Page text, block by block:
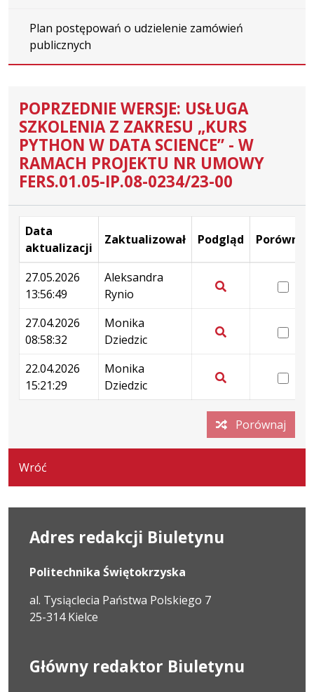
Plan postępowań o udzielenie zamówień
publicznych
POPRZEDNIE WERSJE: USŁUGA
SZKOLENIA Z ZAKRESU „KURS
PYTHON W DATA SCIENCE” - W
RAMACH PROJEKTU NR UMOWY
FERS.01.05-IP.08-0234/23-00
Wersje
Data
aktualizacji
Zaktualizował Podgląd Porównaj
27.05.2026
13:56:49
Aleksandra
Rynio
wersji
dnia
27.05.2026
13:56:49
27.04.2026
08:58:32
Monika
Dziedzic
wersji
z
dnia
27.04.2026
08:58:32
22.04.2026
15:21:29
Monika
Dziedzic
podgląd
wersji
z
Porównaj
Wróć
Adres redakcji Biuletynu
Politechnika Świętokrzyska
al. Tysiąclecia Państwa Polskiego 7
25-314 Kielce
Główny redaktor Biuletynu